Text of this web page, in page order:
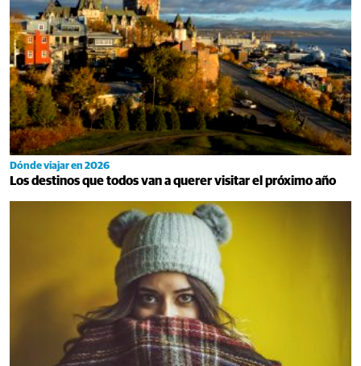
Dónde viajar en 2026
Los destinos que todos van a querer visitar el próximo año